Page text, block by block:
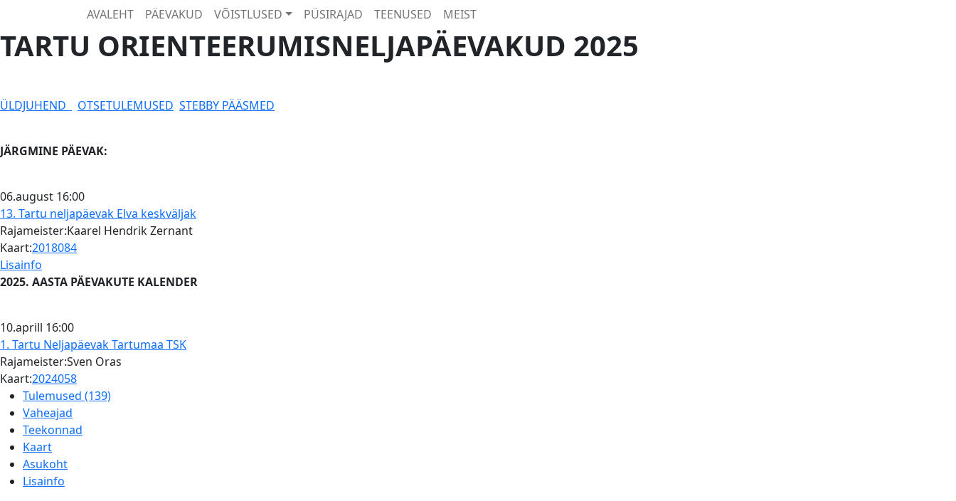
AVALEHT PÄEVAKUD VÕISTLUSED PÜSIRAJAD TEENUSED MEIST
TARTU ORIENTEERUMISNELJAPÄEVAKUD 2025
ÜLDJUHEND OTSETULEMUSED STEBBY PÄÄSMED
JÄRGMINE PÄEVAK:
06.august 16:00
13. Tartu neljapäevak Elva keskväljak
Rajameister:Kaarel Hendrik Zernant
Kaart:2018084
Lisainfo
2025. AASTA PÄEVAKUTE KALENDER
10.aprill 16:00
1. Tartu NeljapäevakTartumaa TSK
Rajameister:Sven Oras
Kaart:2024058
Tulemused (139)
Vaheajad
Teekonnad
Kaart
Asukoht
Lisainfo